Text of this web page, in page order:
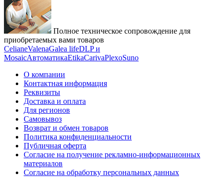
Полное техническое сопровождение для
приобретаемых вами товаров
CelianeValenaGalea lifeDLP и
MosaicАвтоматикаEtikaCarivaPlexoSuno
О компании
Контактная информация
Реквизиты
Доставка и оплата
Для регионов
Самовывоз
Возврат и обмен товаров
Политика конфиденциальности
Публичная оферта
Согласие на получение рекламно-информационных
материалов
Согласие на обработку персональных данных